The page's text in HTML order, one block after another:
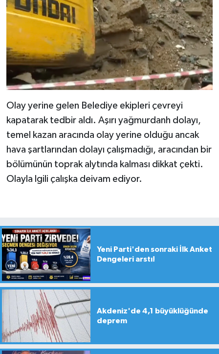
Olay yerine gelen Belediye ekipleri çevreyi
kapatarak tedbir aldı. Aşırı yağmurdanh dolayı,
temel kazan aracında olay yerine olduğu ancak
hava şartlarından dolayı çalışmadığı, aracından bir
bölümünün toprak alytında kalması dikkat çekti.
Olayla lgili çalışka deivam ediyor.
Yeni Parti'den sonraki İlk Anket
Dengeleri arstı!
Akdeniz'de 4,1 büyüklüğünde
deprem